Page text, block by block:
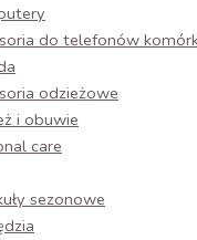
do telefonów
odzieżowe
i obuwie
care
sezonowe